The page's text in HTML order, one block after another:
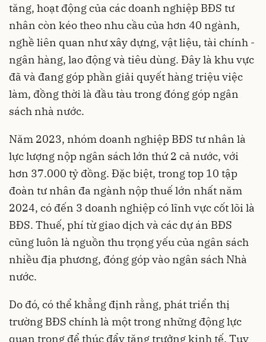
tăng, hoạt động của các doanh nghiệp BĐS tư
nhân còn kéo theo nhu cầu của hơn 40 ngành,
nghề liên quan như xây dựng, vật liệu, tài chính -
ngân hàng, lao động và tiêu dùng. Đây là khu vực
đã và đang góp phần giải quyết hàng triệu việc
làm, đồng thời là đầu tàu trong đóng góp ngân
sách nhà nước.
Năm 2023, nhóm doanh nghiệp BĐS tư nhân là
lực lượng nộp ngân sách lớn thứ 2 cả nước, với
hơn 37.000 tỷ đồng. Đặc biệt, trong top 10 tập
đoàn tư nhân đa ngành nộp thuế lớn nhất năm
2024, có đến 3 doanh nghiệp có lĩnh vực cốt lõi là
BĐS. Thuế, phí từ giao dịch và các dự án BĐS
cũng luôn là nguồn thu trọng yếu của ngân sách
nhiều địa phương, đóng góp vào ngân sách Nhà
nước.
Do đó, có thể khẳng định rằng, phát triển thị
trường BĐS chính là một trong những động lực
quan trọng để thúc đẩy tăng trưởng kinh tế. Tuy